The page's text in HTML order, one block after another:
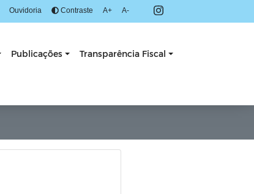
Ouvidoria Contraste A+ A-
Publicações Transparência Fiscal